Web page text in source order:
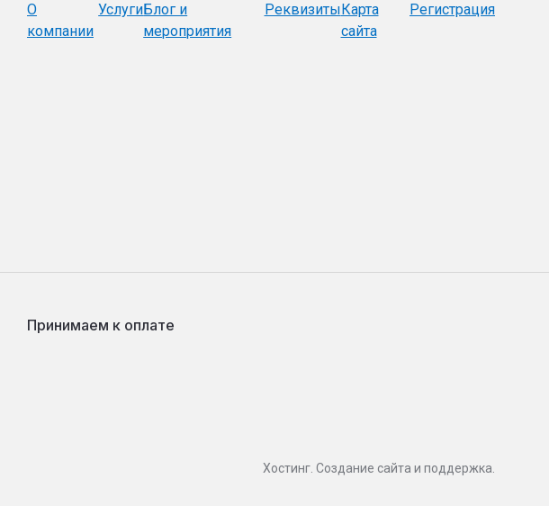
О
компании
УслугиБлог и
мероприятия
РеквизитыКарта
сайта
Регистрация
Принимаем к оплате
Хостинг. Создание сайта и поддержка.